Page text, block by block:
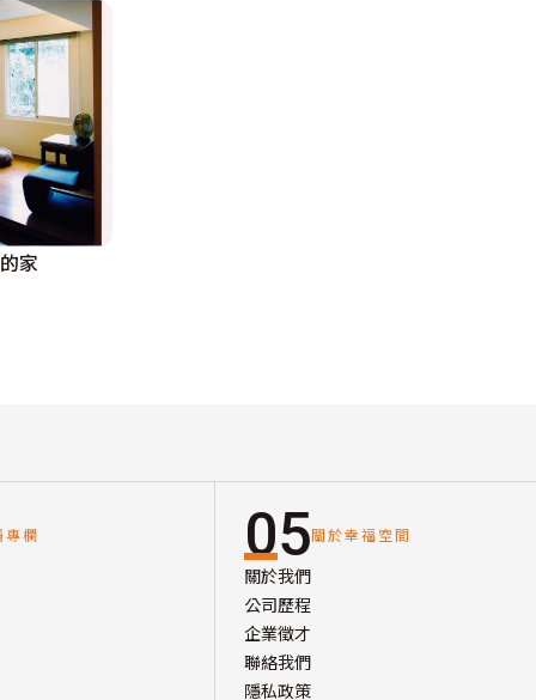
家
專欄 05關於幸福空間
關於我們
公司歷程
企業徵才
聯絡我們
隱私政策